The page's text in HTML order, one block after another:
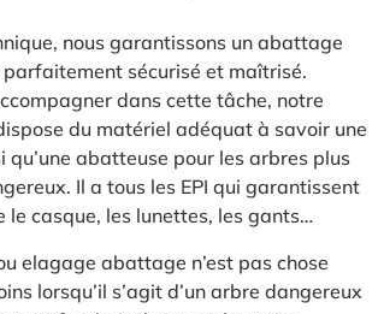
nous garantissons un abattage
sécurisé et maîtrisé.
dans cette tâche, notre
du matériel adéquat à savoir une
qu’une abatteuse pour les arbres plus
Il a tous les EPI qui garantissent
le casque, les lunettes, les gants…
elagage abattage n’est pas chose
lorsqu’il s’agit d’un arbre dangereux